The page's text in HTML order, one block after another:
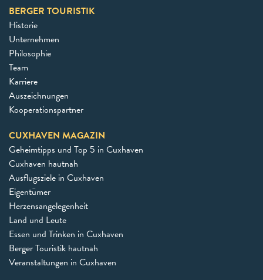
BERGER TOURISTIK
Historie
Unternehmen
Philosophie
Team
Karriere
Auszeichnungen
Kooperationspartner
CUXHAVEN MAGAZIN
Geheimtipps und Top 5 in Cuxhaven
Cuxhaven hautnah
Ausflugsziele in Cuxhaven
Eigentümer
Herzensangelegenheit
Land und Leute
Essen und Trinken in Cuxhaven
Berger Touristik hautnah
Veranstaltungen in Cuxhaven